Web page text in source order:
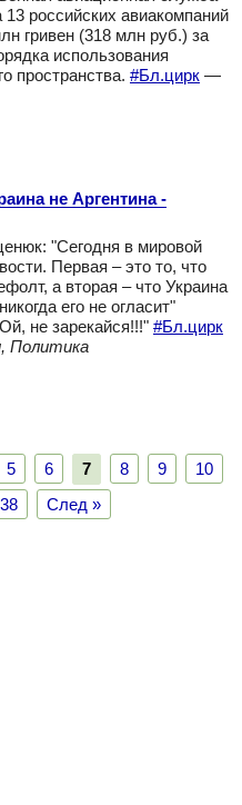
российских авиакомпаний
гривен (318 млн руб.) за
использования
пространства. #Бл.цирк —
не Аргентина -
"Сегодня в мировой
Первая – это то, что
а вторая – что Украина
его не огласит"
не зарекайся!!!" #Бл.цирк
Политика
5 6 7 8 9
10
38 След »